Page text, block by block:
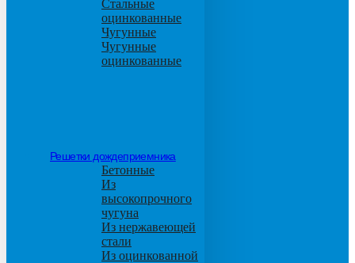
Стальные
оцинкованные
Чугунные
Чугунные
оцинкованные
Решетки дождеприемника
Бетонные
Из
высокопрочного
чугуна
Из нержавеющей
стали
Из оцинкованной